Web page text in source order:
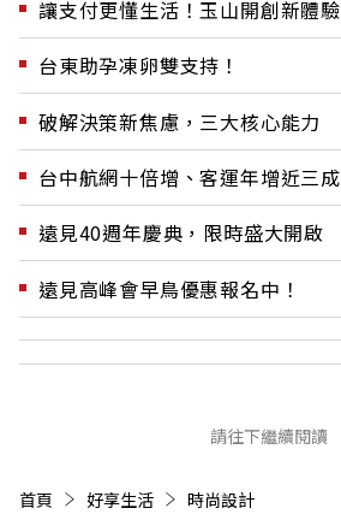
讓支付更懂生活！玉山開創新體驗
台東助孕凍卵雙支持！
破解決策新焦慮，三大核心能力
台中航網十倍增、客運年增近三成
遠見40週年慶典，限時盛大開啟
遠見高峰會早鳥優惠報名中！
請往下繼續閱讀
首頁 好享生活 時尚設計